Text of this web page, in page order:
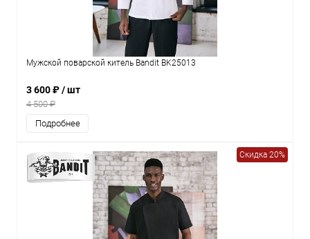
Мужской поварской китель Bandit BK25013
3 600 ₽/ шт
4 500 ₽
Подробнее
Скидка 20%